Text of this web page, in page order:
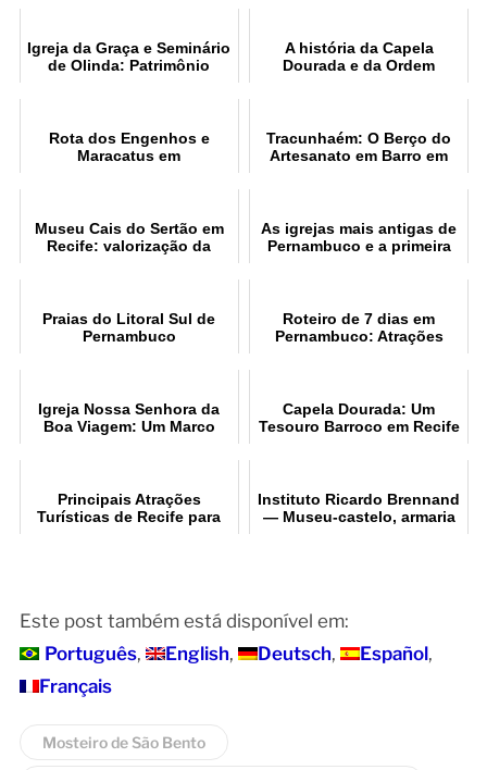
Igreja da Graça e Seminário
de Olinda: Patrimônio
A história da Capela
Dourada e da Ordem
Rota dos Engenhos e
Maracatus em
Tracunhaém: O Berço do
Artesanato em Barro em
Museu Cais do Sertão em
Recife: valorização da
As igrejas mais antigas de
Pernambuco e a primeira
Praias do Litoral Sul de
Pernambuco
Roteiro de 7 dias em
Pernambuco: Atrações
Igreja Nossa Senhora da
Boa Viagem: Um Marco
Capela Dourada: Um
Tesouro Barroco em Recife
Principais Atrações
Turísticas de Recife para
Instituto Ricardo Brennand
— Museu-castelo, armaria
Este post também está disponível em:
Português
English Deutsch
Español
Français
Mosteiro de São Bento